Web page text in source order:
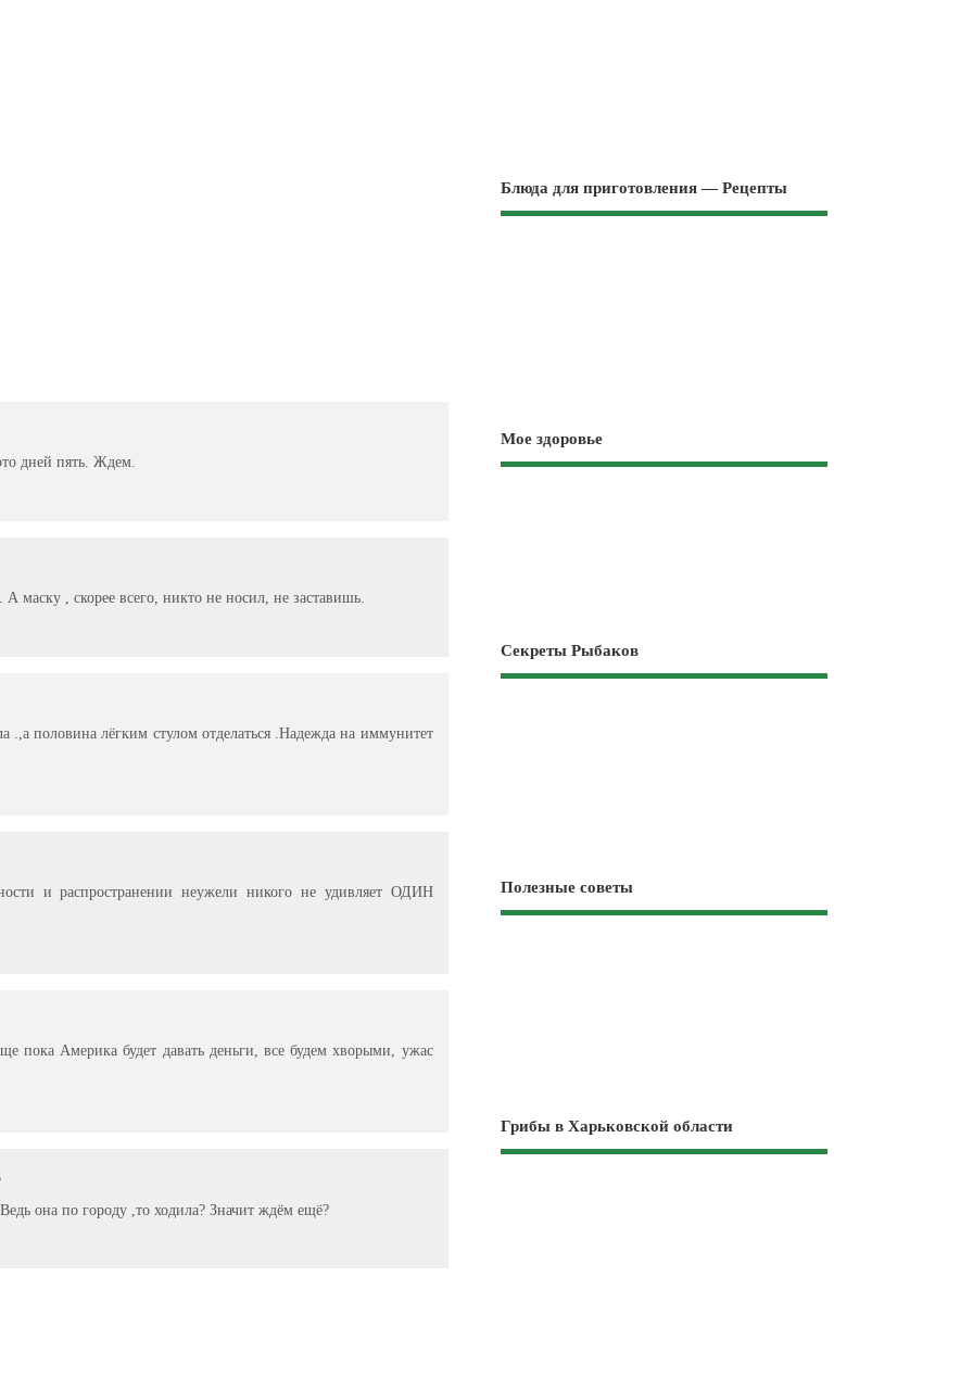
дней пять. Ждем.
А маску , скорее всего, никто не носил, не заставишь.
.,а половина лёгким стулом отделаться .Надежда на иммунитет
и распространении неужели никого не удивляет ОДИН
пока Америка будет давать деньги, все будем хворыми, ужас
она по городу ,то ходила? Значит ждём ещё?
Блюда для приготовления — Рецепты
Мое здоровье
Секреты Рыбаков
Полезные советы
Грибы в Харьковской области